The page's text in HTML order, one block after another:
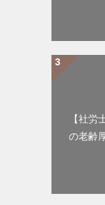
【社労
の老齢